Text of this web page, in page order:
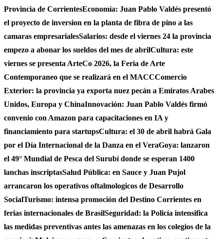
Provincia de CorrientesEconomía: Juan Pablo Valdés presentó
el proyecto de inversion en la planta de fibra de pino a las
camaras empresarialesSalarios: desde el viernes 24 la provincia
empezo a abonar los sueldos del mes de abrilCultura: este
viernes se presenta ArteCo 2026, la Feria de Arte
Contemporaneo que se realizará en el MACCComercio
Exterior: la provincia ya exporta nuez pecán a Emiratos Arabes
Unidos, Europa y ChinaInnovación: Juan Pablo Valdés firmó
convenio con Amazon para capacitaciones en IA y
financiamiento para startupsCultura: el 30 de abril habrá Gala
por el Día Internacional de la Danza en el VeraGoya: lanzaron
el 49° Mundial de Pesca del Surubí donde se esperan 1400
lanchas inscriptasSalud Pública: en Sauce y Juan Pujol
arrancaron los operativos oftalmologicos de Desarrollo
SocialTurismo: intensa promoción del Destino Corrientes en
ferias internacionales de BrasilSeguridad: la Policía intensifica
las medidas preventivas antes las amenazas en los colegios de la